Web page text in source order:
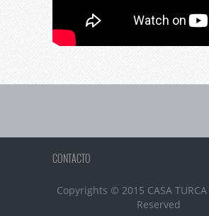
CONTACTO
Copyrights © 2015 CASA
Reserved